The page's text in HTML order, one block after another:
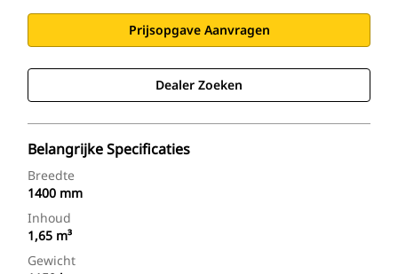
Prijsopgave Aanvragen
Dealer Zoeken
Belangrijke Specificaties
Breedte
1400 mm
Inhoud
1,65 m³
Gewicht